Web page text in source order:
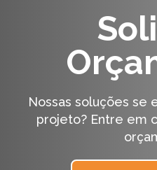
Nossas soluções se
projeto?Entre em